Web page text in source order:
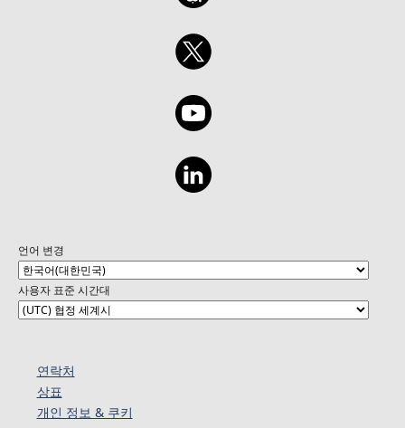
언어 변경
사용자 표준 시간대
연락처
상표
개인 정보 & 쿠키